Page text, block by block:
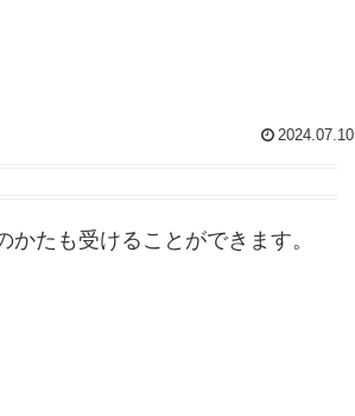
2024.07.10
たも受けることができます。